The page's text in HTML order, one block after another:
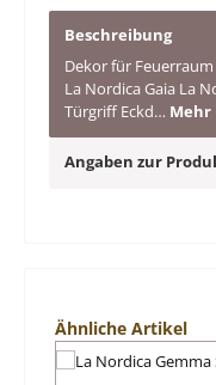
Beschreibung
Dekor für
La Nordica Gaia La
Türgriff Eckd… Mehr
Angaben zur
Produktgalerie
Ähnliche Artikel